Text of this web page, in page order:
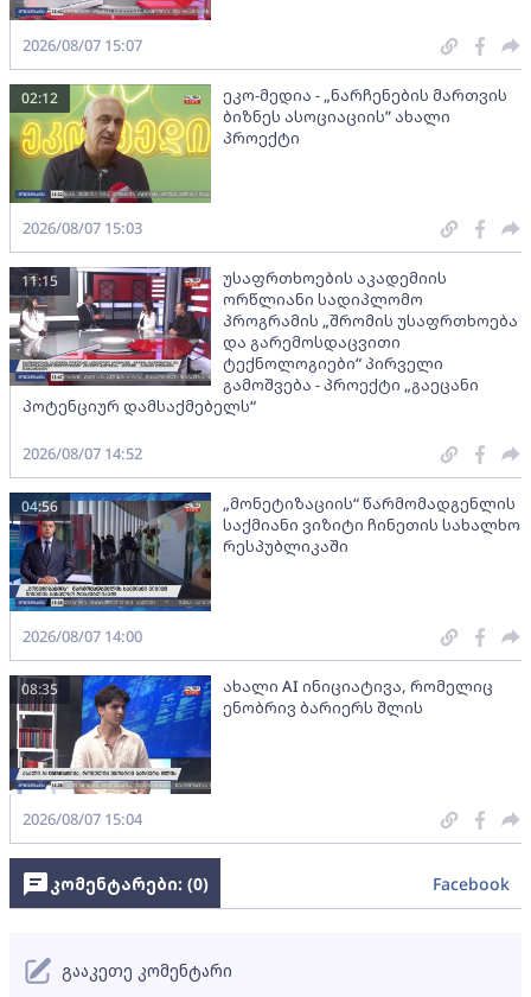
2026/08/07 15:07
ეკო-მედია - „ნარჩენების მართვის
ბიზნეს ასოციაციის” ახალი
პროექტი
02:12
2026/08/07 15:03
უსაფრთხოების აკადემიის
ორწლიანი სადიპლომო
პროგრამის „შრომის უსაფრთხოება
და გარემოსდაცვითი
ტექნოლოგიები“ პირველი
გამოშვება - პროექტი „გაეცანი
პოტენციურ დამსაქმებელს“
11:15
2026/08/07 14:52
„მონეტიზაციის“ წარმომადგენლის
საქმიანი ვიზიტი ჩინეთის სახალხო
რესპუბლიკაში
04:56
2026/08/07 14:00
ახალი AI ინიციატივა, რომელიც
ენობრივ ბარიერს შლის
08:35
2026/08/07 15:04
კომენტარები: (0) Facebook
გააკეთე კომენტარი